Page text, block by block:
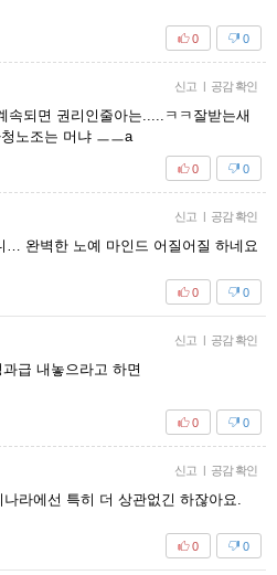
0
0
신고 | 공감 확인
속되면 권리인줄아는.....ㅋㅋ잘받는새
노조는 머냐 ㅡㅡa
0
0
신고 | 공감 확인
… 완벽한 노예 마인드 어질어질 하네요
0
0
신고 | 공감 확인
급 내놓으라고 하면
0
0
신고 | 공감 확인
라에선 특히 더 상관없긴 하잖아요.
0
0